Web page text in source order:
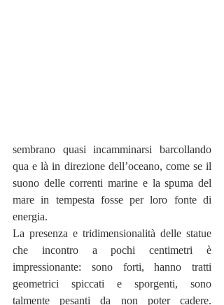
sembrano quasi incamminarsi barcollando
qua e là in direzione dell’oceano, come se il
suono delle correnti marine e la spuma del
mare in tempesta fosse per loro fonte di
energia.
La presenza e tridimensionalità delle statue
che incontro a pochi centimetri è
impressionante: sono forti, hanno tratti
geometrici spiccati e sporgenti, sono
talmente pesanti da non poter cadere.